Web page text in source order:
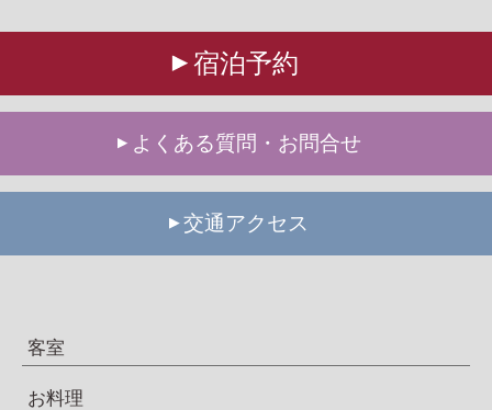
宿泊予約
よくある質問・お問合せ
交通アクセス
客室
お料理